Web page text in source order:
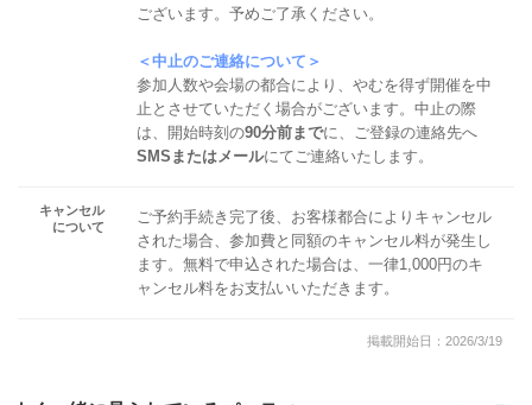
ございます。予めご了承ください。
＜中止のご連絡について＞
参加人数や会場の都合により、やむを得ず開催を中
止とさせていただく場合がございます。中止の際
は、開始時刻の90分前までに、ご登録の連絡先へ
SMSまたはメールにてご連絡いたします。
キャンセル
について
ご予約手続き完了後、お客様都合によりキャンセル
された場合、参加費と同額のキャンセル料が発生し
ます。無料で申込された場合は、一律1,000円のキ
ャンセル料をお支払いいただきます。
掲載開始日：2026/3/19